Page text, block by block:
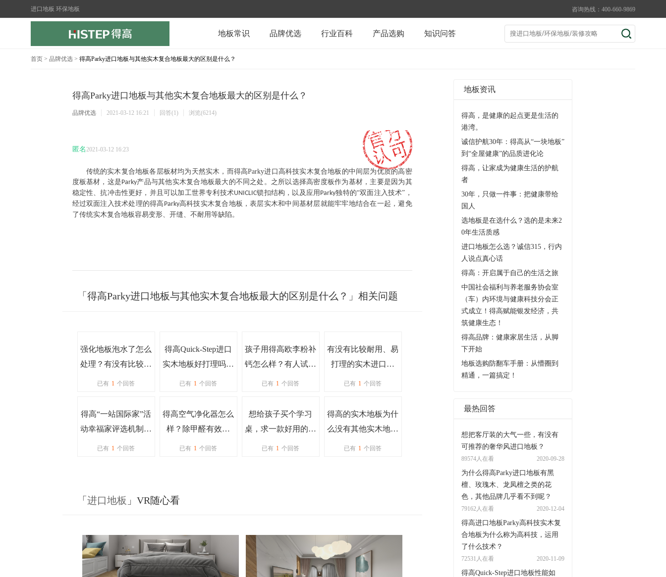
进口地板 环保地板 咨询热线：400-660-9869
地板常识 品牌优选 行业百科 产品选购 知识问答
首页 > 品牌优选 > 得高Parky进口地板与其他实木复合地板最大的区别是什么？
得高Parky进口地板与其他实木复合地板最大的区别是什么？
品牌优选 2021-03-12 16:21 回答(1) 浏览(6214)
匿名2021-03-12 16:23
传统的实木复合地板各层板材均为天然实木，而得高Parky进口高科技实木复合地板的中间层为优质的高密
度板基材，这是Parky产品与其他实木复合地板最大的不同之处。之所以选择高密度板作为基材，主要是因为其
稳定性、抗冲击性更好，并且可以加工世界专利技术UNICLIC锁扣结构，以及应用 Parky独特的“双面注入技术”，
经过双面注入技术处理的得高 Parky高科技实木复合地板，表层实木和中间基材层就能牢牢地结合在一起，避免
了传统实木复合地板容易变形、开缝、不耐用等缺陷。
「得高Parky进口地板与其他实木复合地板最大的区别是什么？」相关问题
强化地板泡水了怎么
处理？有没有比较防
水的强化地板？
已有 1 个回答
得高Quick-Step进口
实木地板好打理吗？
一些类似酒精、蜡等
已有 1 个回答
孩子用得高欧李粉补
钙怎么样？有人试过
吗？
已有 1 个回答
有没有比较耐用、易
打理的实木进口地
板？
已有 1 个回答
得高“一站国际家”活
动幸福家评选机制是
什么样的？什么时候
已有 1 个回答
得高空气净化器怎么
样？除甲醛有效果
吗？
已有 1 个回答
想给孩子买个学习
桌，求一款好用的学
习桌！
已有 1 个回答
得高的实木地板为什
么没有其他实木地板
那么亮，而且这种纹
已有 1 个回答
「 进口地板 」VR随心看
地板资讯
得高，是健康的起点更是生活的
港湾。
诚信护航30年：得高从“一块地板”
到“全屋健康”的品质进化论
得高，让家成为健康生活的护航
者
30年，只做一件事：把健康带给
国人
选地板是在选什么？选的是未来2
0年生活质感
进口地板怎么选？诚信315，行内
人说点真心话
得高：开启属于自己的生活之旅
中国社会福利与养老服务协会室
（车）内环境与健康科技分会正
式成立！得高赋能银发经济，共
筑健康生态！
得高品牌：健康家居生活，从脚
下开始
地板选购防翻车手册：从懵圈到
精通，一篇搞定！
最热回答
想把客厅装的大气一些，有没有
可推荐的奢华风进口地板？
89574人在看 2020-09-28
为什么得高Parky进口地板有黑
檀、玫瑰木、龙凤檀之类的花
色，其他品牌几乎看不到呢？
79162人在看 2020-12-04
得高进口地板Parky高科技实木复
合地板为什么称为高科技，运用
了什么技术？
72531人在看 2020-11-09
得高Quick-Step进口地板性能如